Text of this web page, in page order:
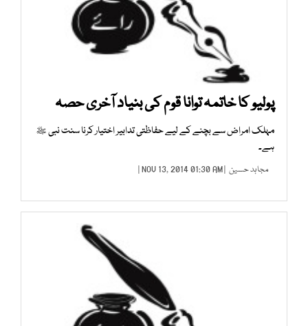
پولیو کا خاتمہ توانا قوم کی بنیاد آخری حصہ
مہلک امراض سے بچنے کے لیے حفاظتی تدابیر اختیار کرنا سنت نبی ﷺ
ہے۔
مجاہد حسین | NOV 13, 2014 01:30 AM |